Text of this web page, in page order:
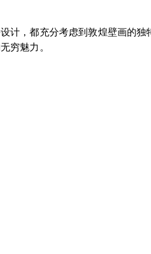
计，都充分考虑到敦煌壁画的独
穷魅力。